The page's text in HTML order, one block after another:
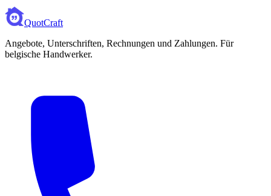
QuotCraft
Angebote, Unterschriften, Rechnungen und Zahlungen. Für
belgische Handwerker.